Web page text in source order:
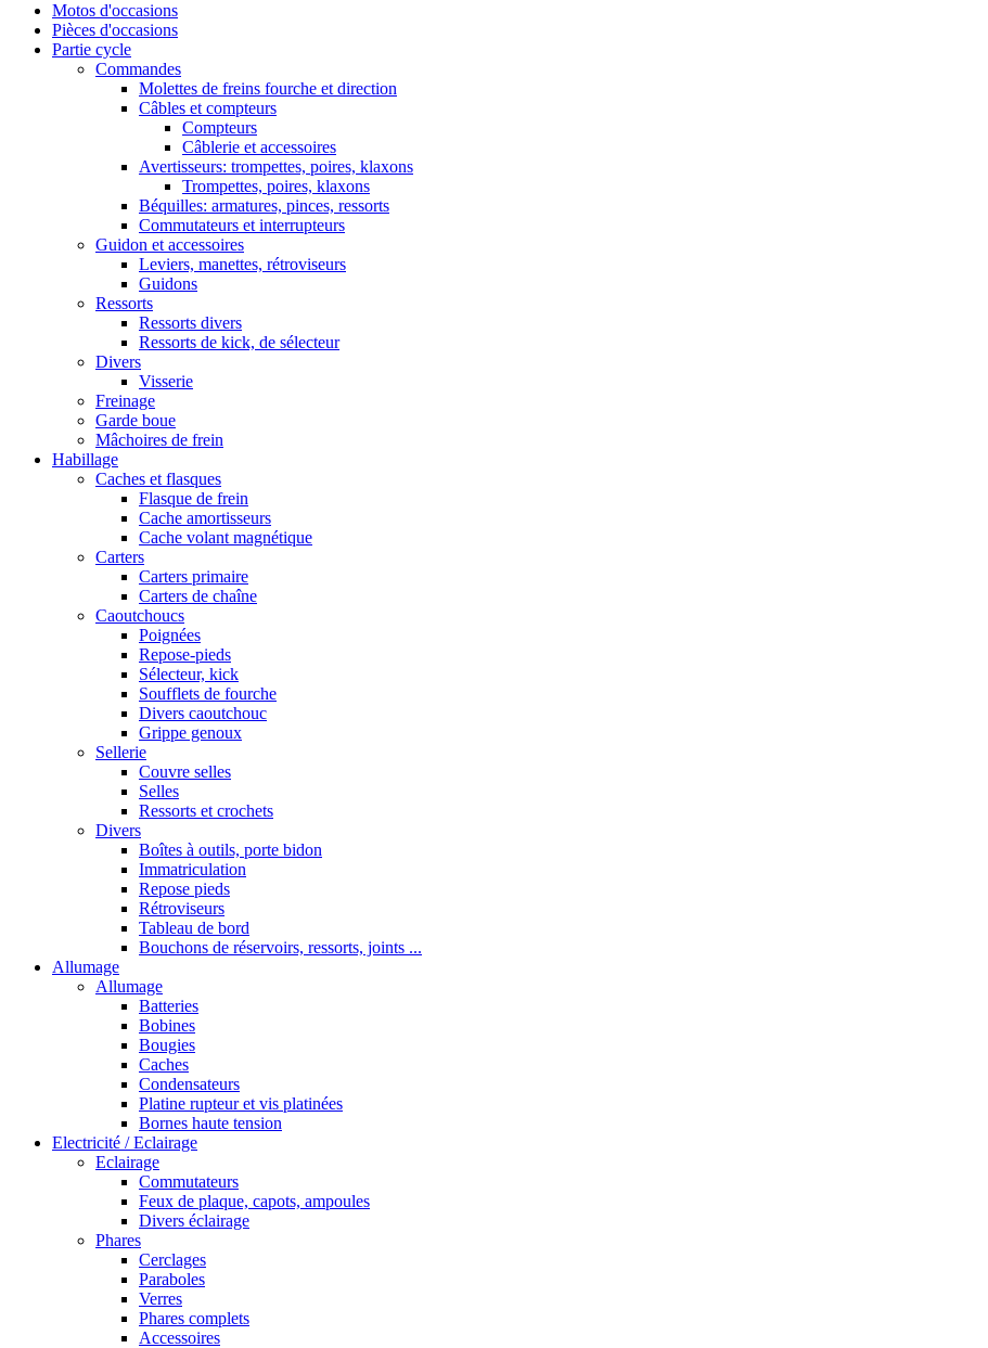
Motos d'occasions
Pièces d'occasions
Partie cycle
Commandes
Molettes de freins fourche et direction
Câbles et compteurs
Compteurs
Câblerie et accessoires
Avertisseurs: trompettes, poires, klaxons
Trompettes, poires, klaxons
Béquilles: armatures, pinces, ressorts
Commutateurs et interrupteurs
Guidon et accessoires
Leviers, manettes, rétroviseurs
Guidons
Ressorts
Ressorts divers
Ressorts de kick, de sélecteur
Divers
Visserie
Freinage
Garde boue
Mâchoires de frein
Habillage
Caches et flasques
Flasque de frein
Cache amortisseurs
Cache volant magnétique
Carters
Carters primaire
Carters de chaîne
Caoutchoucs
Poignées
Repose-pieds
Sélecteur, kick
Soufflets de fourche
Divers caoutchouc
Grippe genoux
Sellerie
Couvre selles
Selles
Ressorts et crochets
Divers
Boîtes à outils, porte bidon
Immatriculation
Repose pieds
Rétroviseurs
Tableau de bord
Bouchons de réservoirs, ressorts, joints ...
Allumage
Allumage
Batteries
Bobines
Bougies
Caches
Condensateurs
Platine rupteur et vis platinées
Bornes haute tension
Electricité / Eclairage
Eclairage
Commutateurs
Feux de plaque, capots, ampoules
Divers éclairage
Phares
Cerclages
Paraboles
Verres
Phares complets
Accessoires